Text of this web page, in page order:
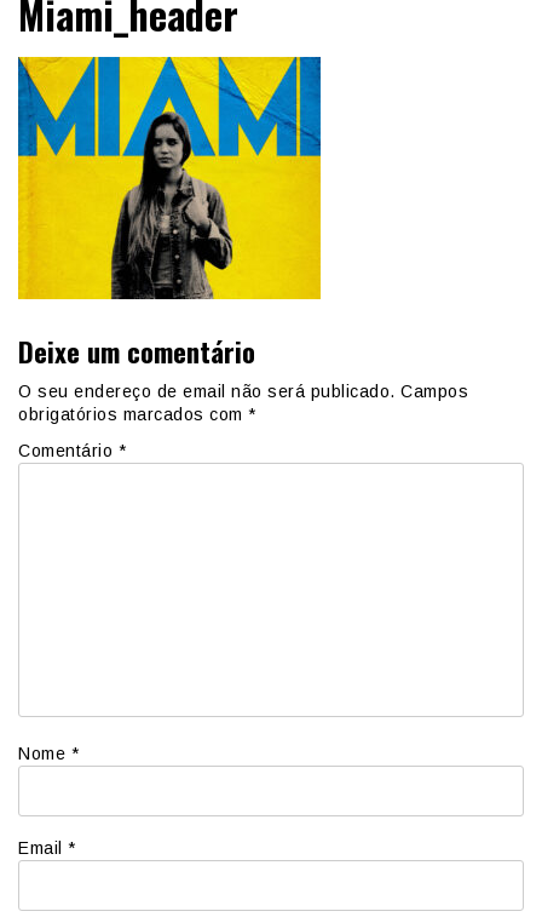
Miami_header
Deixe um comentário
O seu endereço de email não será publicado. Campos
obrigatórios marcados com *
Comentário *
Nome *
Email *